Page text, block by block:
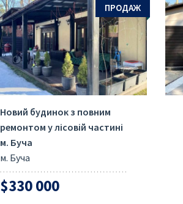
ПРОДАЖ
Новий будинок з повним
ремонтом у лісовій частині
м. Буча
м. Буча
$330 000